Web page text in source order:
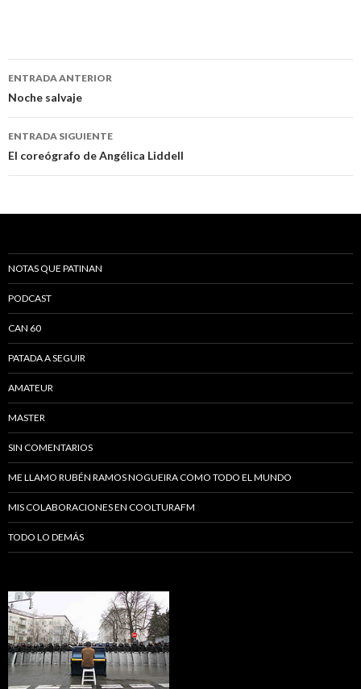
Ir a la entrada
ENTRADA ANTERIOR
Noche salvaje
ENTRADA SIGUIENTE
El coreógrafo de Angélica Liddell
NOTAS QUE PATINAN
PODCAST
CAN 60
PATADA A SEGUIR
AMATEUR
MASTER
SIN COMENTARIOS
ME LLAMO RUBÉN RAMOS NOGUEIRA COMO TODO EL MUNDO
MIS COLABORACIONES EN COOLTURAFM
TODO LO DEMÁS